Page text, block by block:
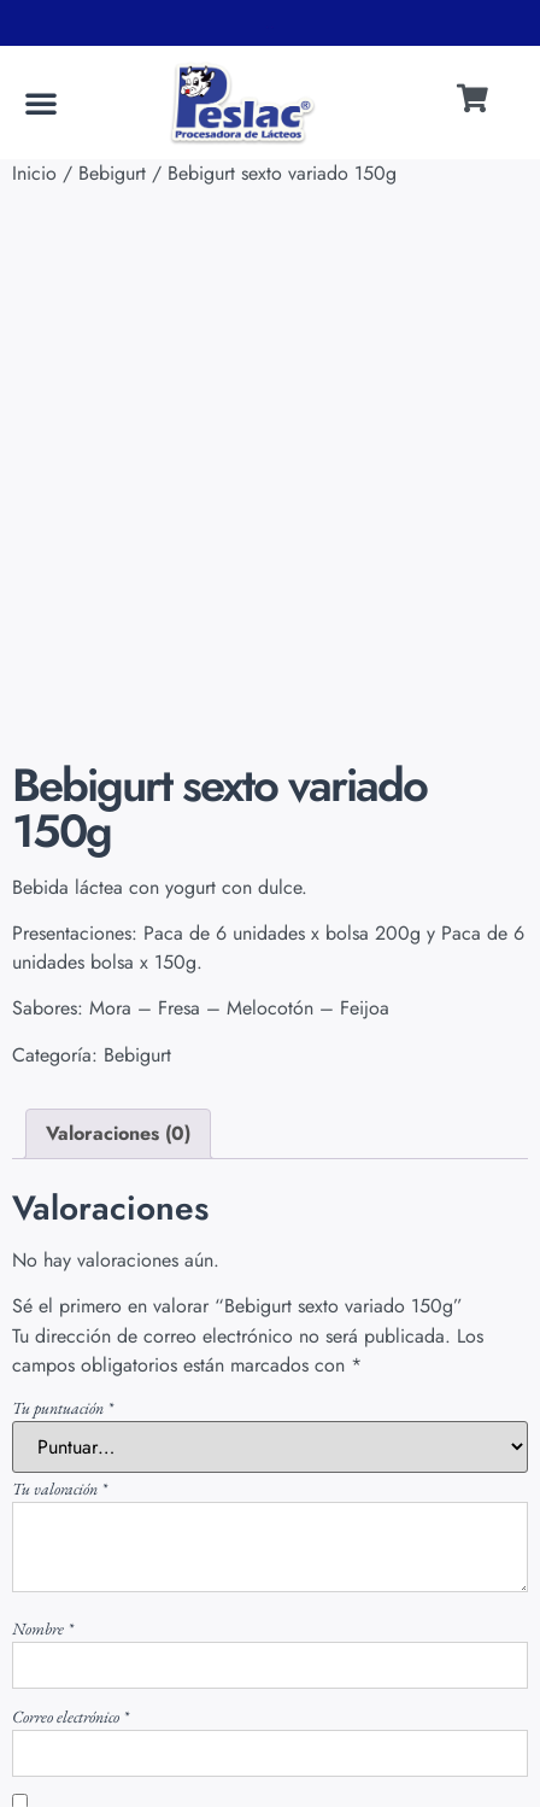
Inicio / Bebigurt / Bebigurt sexto variado 150g
Bebigurt sexto variado
150g
Bebida láctea con yogurt con dulce.
Presentaciones: Paca de 6 unidades x bolsa 200g y Paca de 6
unidades bolsa x 150g.
Sabores: Mora – Fresa – Melocotón – Feijoa
Categoría: Bebigurt
Valoraciones (0)
Valoraciones
No hay valoraciones aún.
Sé el primero en valorar “Bebigurt sexto variado 150g”
Tu dirección de correo electrónico no será publicada. Los
campos obligatorios están marcados con *
Tu puntuación *
Tu valoración *
Nombre *
Correo electrónico *